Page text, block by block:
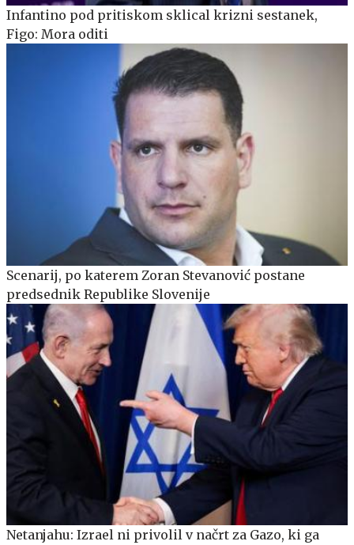
Infantino pod pritiskom sklical krizni sestanek,
Figo: Mora oditi
Scenarij, po katerem Zoran Stevanović postane
predsednik Republike Slovenije
Netanjahu: Izrael ni privolil v načrt za Gazo, ki ga